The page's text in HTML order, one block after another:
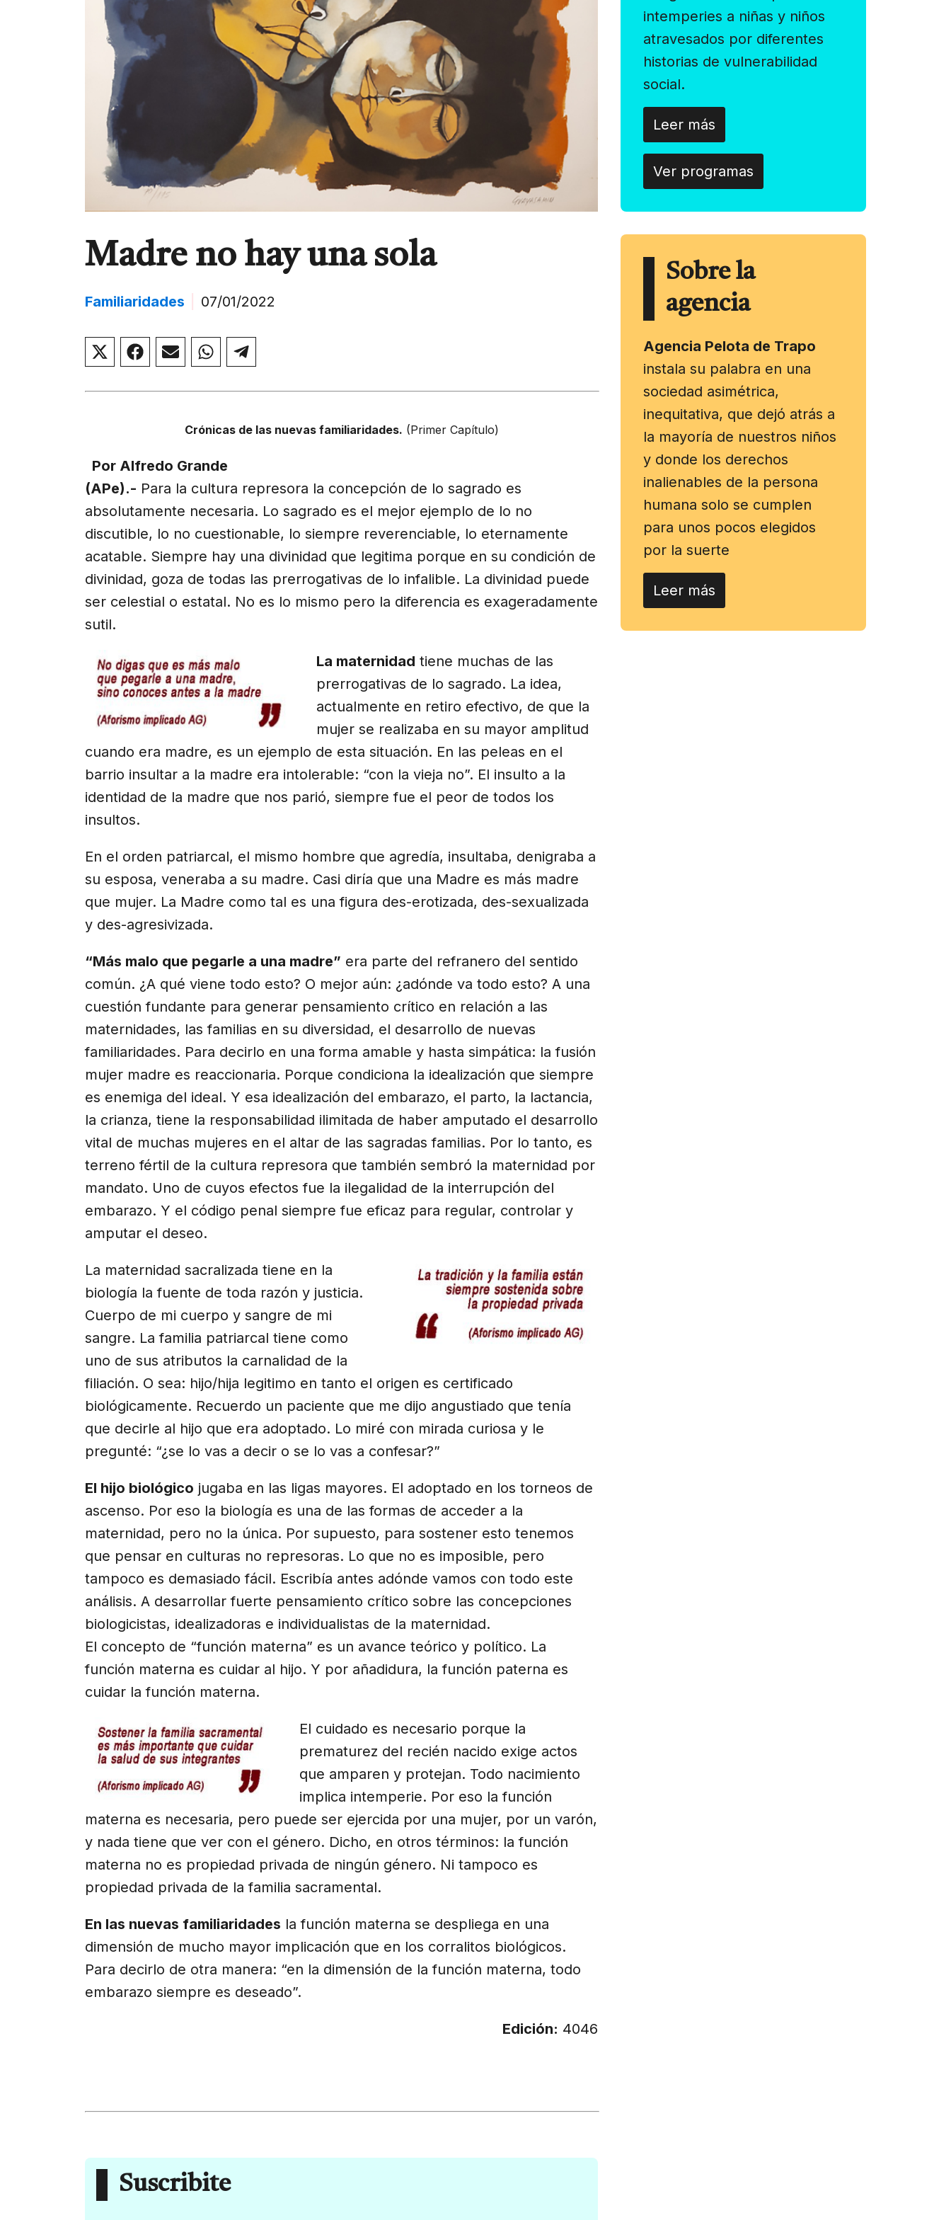
Madre no hay una sola
Familiaridades 07/01/2022
Compartir
en
(Twitter)
Compartir
en
Compartir
en
Compartir
en
Compartir
en
Crónicas de las nuevas familiaridades. (Primer Capítulo)
Por Alfredo Grande
(APe).- Para la cultura represora la concepción de lo sagrado es
absolutamente necesaria. Lo sagrado es el mejor ejemplo de lo no
discutible, lo no cuestionable, lo siempre reverenciable, lo eternamente
acatable. Siempre hay una divinidad que legitima porque en su condición de
divinidad, goza de todas las prerrogativas de lo infalible. La divinidad puede
ser celestial o estatal. No es lo mismo pero la diferencia es exageradamente
sutil.
La maternidad tiene muchas de las
prerrogativas de lo sagrado. La idea,
actualmente en retiro efectivo, de que la
mujer se realizaba en su mayor amplitud
cuando era madre, es un ejemplo de esta situación. En las peleas en el
barrio insultar a la madre era intolerable: “con la vieja no”. El insulto a la
identidad de la madre que nos parió, siempre fue el peor de todos los
insultos.
En el orden patriarcal, el mismo hombre que agredía, insultaba, denigraba a
su esposa, veneraba a su madre. Casi diría que una Madre es más madre
que mujer. La Madre como tal es una figura des-erotizada, des-sexualizada
y des-agresivizada.
“Más malo que pegarle a una madre” era parte del refranero del sentido
común. ¿A qué viene todo esto? O mejor aún: ¿adónde va todo esto? A una
cuestión fundante para generar pensamiento crítico en relación a las
maternidades, las familias en su diversidad, el desarrollo de nuevas
familiaridades. Para decirlo en una forma amable y hasta simpática: la fusión
mujer madre es reaccionaria. Porque condiciona la idealización que siempre
es enemiga del ideal. Y esa idealización del embarazo, el parto, la lactancia,
la crianza, tiene la responsabilidad ilimitada de haber amputado el desarrollo
vital de muchas mujeres en el altar de las sagradas familias. Por lo tanto, es
terreno fértil de la cultura represora que también sembró la maternidad por
mandato. Uno de cuyos efectos fue la ilegalidad de la interrupción del
embarazo. Y el código penal siempre fue eficaz para regular, controlar y
amputar el deseo.
La maternidad sacralizada tiene en la
biología la fuente de toda razón y justicia.
Cuerpo de mi cuerpo y sangre de mi
sangre. La familia patriarcal tiene como
uno de sus atributos la carnalidad de la
filiación. O sea: hijo/hija legitimo en tanto el origen es certificado
biológicamente. Recuerdo un paciente que me dijo angustiado que tenía
que decirle al hijo que era adoptado. Lo miré con mirada curiosa y le
pregunté: “¿se lo vas a decir o se lo vas a confesar?”
El hijo biológico jugaba en las ligas mayores. El adoptado en los torneos de
ascenso. Por eso la biología es una de las formas de acceder a la
maternidad, pero no la única. Por supuesto, para sostener esto tenemos
que pensar en culturas no represoras. Lo que no es imposible, pero
tampoco es demasiado fácil. Escribía antes adónde vamos con todo este
análisis. A desarrollar fuerte pensamiento crítico sobre las concepciones
biologicistas, idealizadoras e individualistas de la maternidad.
El concepto de “función materna” es un avance teórico y político. La
función materna es cuidar al hijo. Y por añadidura, la función paterna es
cuidar la función materna.
El cuidado es necesario porque la
prematurez del recién nacido exige actos
que amparen y protejan. Todo nacimiento
implica intemperie. Por eso la función
materna es necesaria, pero puede ser ejercida por una mujer, por un varón,
y nada tiene que ver con el género. Dicho, en otros términos: la función
materna no es propiedad privada de ningún género. Ni tampoco es
propiedad privada de la familia sacramental.
En las nuevas familiaridades la función materna se despliega en una
dimensión de mucho mayor implicación que en los corralitos biológicos.
Para decirlo de otra manera: “en la dimensión de la función materna, todo
embarazo siempre es deseado”.
Edición: 4046
Suscribite
intemperies a niñas y niños
atravesados por diferentes
historias de vulnerabilidad
social.
Leer más
Ver programas
Sobre la
agencia
Agencia Pelota de Trapo
instala su palabra en una
sociedad asimétrica,
inequitativa, que dejó atrás a
la mayoría de nuestros niños
y donde los derechos
inalienables de la persona
humana solo se cumplen
para unos pocos elegidos
por la suerte
Leer más